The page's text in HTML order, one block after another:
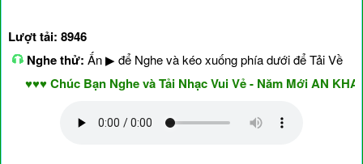
Lượt tải: 8946
Nghe thử: Ấn ▶ để Nghe và kéo xuống phía dưới để Tải Về
♥♥♥ Chúc Bạn Nghe và Tải Nhạc Vui Vẻ - Năm Mới AN KHANG